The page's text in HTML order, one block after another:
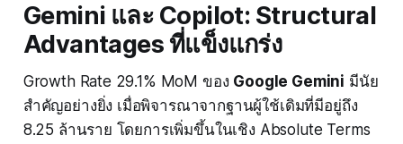
Gemini และ Copilot: Structural
Advantages ที่แข็งแกร่ง
Growth Rate 29.1% MoM ของ Google Gemini มีนัย
สำคัญอย่างยิ่ง เมื่อพิจารณาจากฐานผู้ใช้เดิมที่มีอยู่ถึง
8.25 ล้านราย โดยการเพิ่มขึ้นในเชิง Absolute Terms